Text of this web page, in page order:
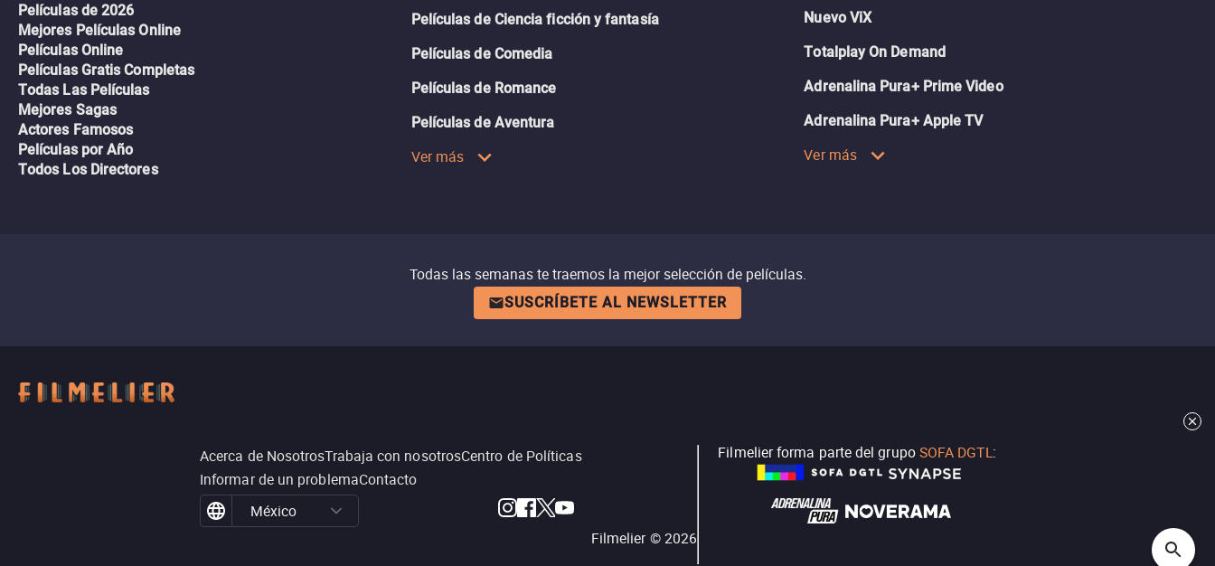
Películas de 2026
Mejores Películas Online
Películas Online
Películas Gratis Completas
Todas Las Películas
Mejores Sagas
Actores Famosos
Películas por Año
Todos Los Directores
Películas de Ciencia ficción y fantasía
Películas de Comedia
Películas de Romance
Películas de Aventura
Ver más
Nuevo ViX
Totalplay On Demand
Adrenalina Pura+ Prime Video
Adrenalina Pura+ Apple TV
Ver más
Todas las semanas te traemos la mejor selección de películas.
SUSCRÍBETE AL NEWSLETTER
Acerca de NosotrosTrabaja con nosotrosCentro de Políticas
Informar de un problemaContacto
México
Filmelier ©2026
Filmelier forma parte del grupoSOFA DGTL: